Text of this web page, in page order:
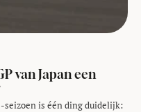
van Japan een
seizoen is één ding duidelijk: